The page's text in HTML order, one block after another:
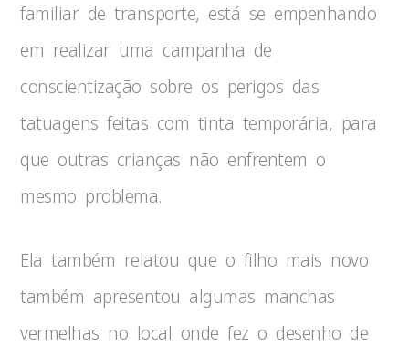
familiar de transporte, está se empenhando
em realizar uma campanha de
conscientização sobre os perigos das
tatuagens feitas com tinta temporária, para
que outras crianças não enfrentem o
mesmo problema.
Ela também relatou que o filho mais novo
também apresentou algumas manchas
vermelhas no local onde fez o desenho de